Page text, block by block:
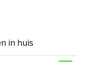
in huis